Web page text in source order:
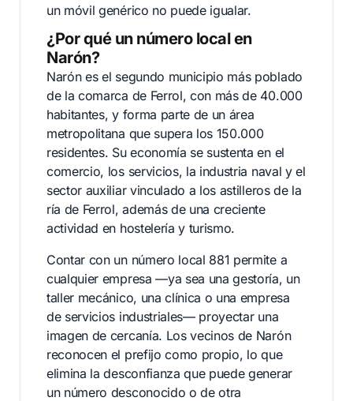
un móvil genérico no puede igualar.
¿Por qué un número local en
Narón?
Narón es el segundo municipio más poblado
de la comarca de Ferrol, con más de 40.000
habitantes, y forma parte de un área
metropolitana que supera los 150.000
residentes. Su economía se sustenta en el
comercio, los servicios, la industria naval y el
sector auxiliar vinculado a los astilleros de la
ría de Ferrol, además de una creciente
actividad en hostelería y turismo.
Contar con un número local 881 permite a
cualquier empresa —ya sea una gestoría, un
taller mecánico, una clínica o una empresa
de servicios industriales— proyectar una
imagen de cercanía. Los vecinos de Narón
reconocen el prefijo como propio, lo que
elimina la desconfianza que puede generar
un número desconocido o de otra